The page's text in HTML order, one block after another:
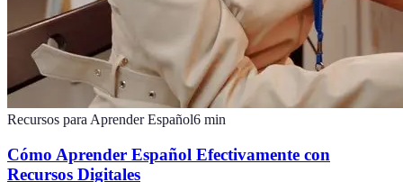
Recursos para Aprender Español6 min
Cómo Aprender Español Efectivamente con
Recursos Digitales